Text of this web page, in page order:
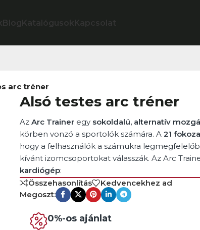
Blog Katalógusok Kapcsolat
arc tréner
Alsó testes arc tréner
Az Arc Traineregy sokoldalú, alternatív
körben vonzó a sportolók számára. A 21
hogy a felhasználók a számukra
kívánt izomcsoportokat válasszák. Az Arc
kardiógép:
Összehasonlítás
Kedvencekhez ad
Megoszt:
0%-os ajánlat